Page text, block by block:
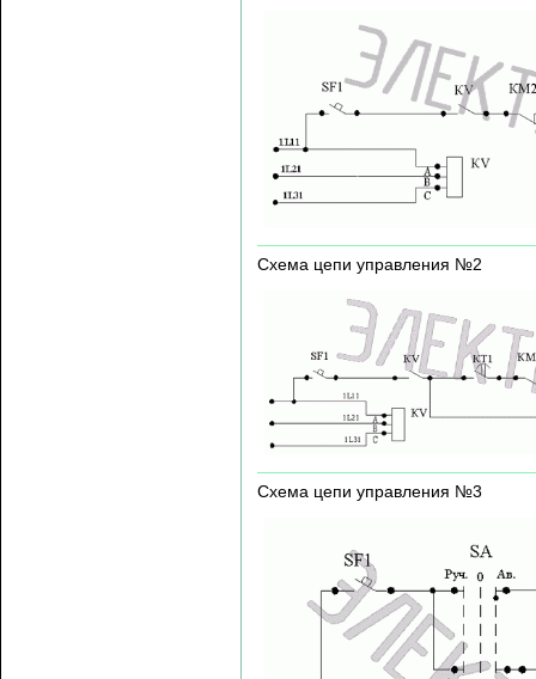
Схема цепи управления №2
Схема цепи управления №3